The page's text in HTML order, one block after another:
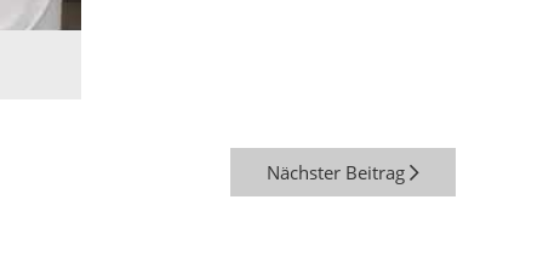
Nächster Beitrag